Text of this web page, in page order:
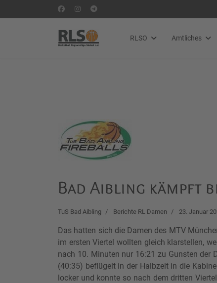
RLSO Amtliches
Bad Aibling kämpft
TuS Bad Aibling Berichte RL Damen 23. Januar
Das hatten sich die Damen des MTV
im ersten Viertel wollten gleich klarstellen,
nach 10. Minuten nur 16:21 zu Gunsten der
(40:35) beflügelt in der Halbzeit in die
locker und konnte so nach dem dritten